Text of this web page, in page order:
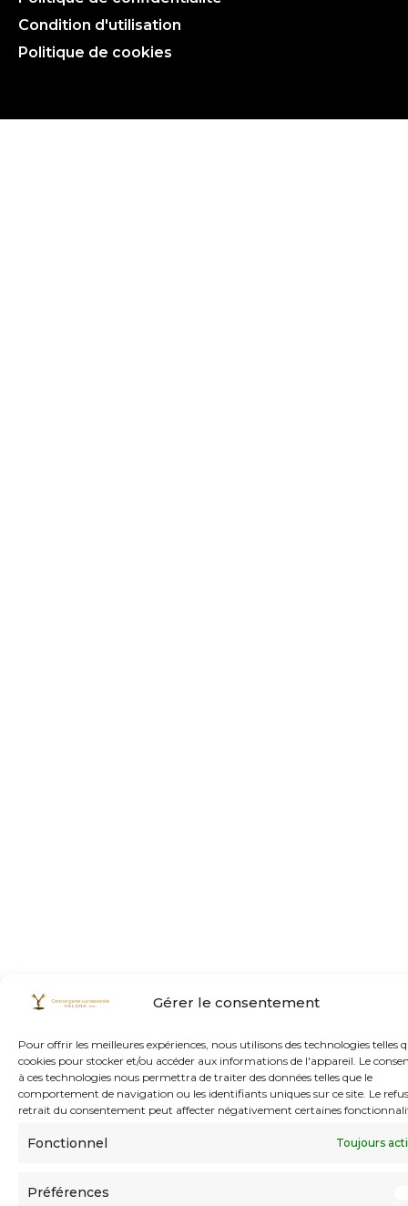
Gérer le consentement
Pour offrir les meilleures expériences, nous utilisons des technologies telles
cookies pour stocker et/ou accéder aux informations de l'appareil. Le
à ces technologies nous permettra de traiter des données telles que le
comportement de navigation ou les identifiants uniques sur ce site. Le
retrait du consentement peut affecter négativement certaines
Fonctionnel Toujours
Préférences
Condition d'utilisation
Politique de cookies